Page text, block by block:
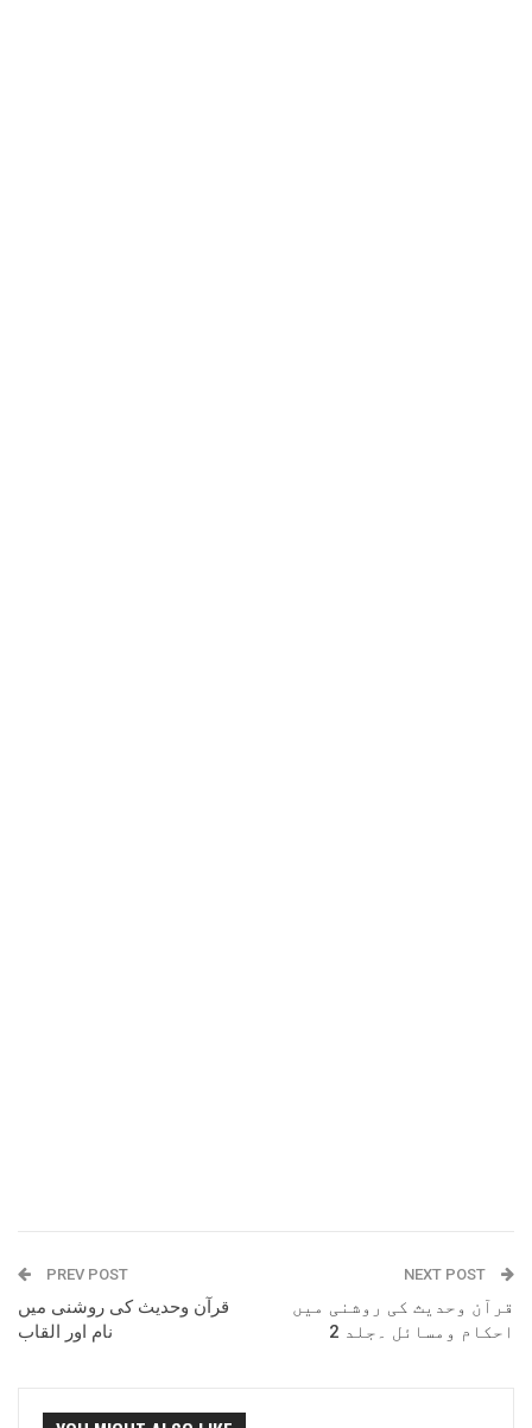
PREV POST
قرآن وحدیث کی روشنی میں
نام اور القاب
NEXT POST
قرآن وحدیث کی روشنی میں
احکام ومسائل ۔جلد 2